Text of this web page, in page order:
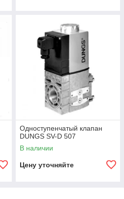
Одноступенчатый клапан
DUNGS SV-D 507
В наличии
Цену уточняйте